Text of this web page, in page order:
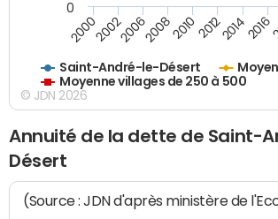
Saint-André-le-Désert
Moyenne villages de 250 à 500
20002002200620082010201220142016
0
© JDN 2026
Annuité de la dette de Saint-
Désert
(Source : JDN d'après ministère de